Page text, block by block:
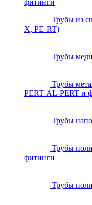
фитинги
Трубы из
X, PE-RT)
Трубы
Трубы
PERT-AL-PERT и
Трубы
Трубы
фитинги
Трубы